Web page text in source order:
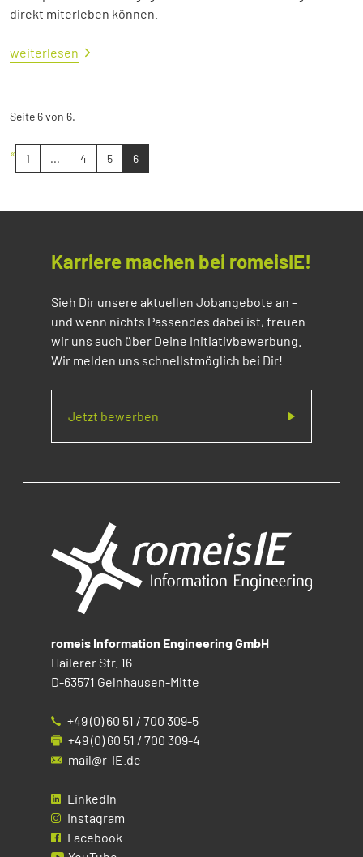
direkt miterleben können.
weiterlesen
Seite 6 von 6.
« 1 ... 4 5 6
Karriere machen bei romeisIE!
Sieh Dir unsere aktuellen Jobangebote an –
und wenn nichts Passendes dabei ist, freuen
wir uns auch über Deine Initiativbewerbung.
Wir melden uns schnellstmöglich bei Dir!
Jetzt bewerben
romeis Information Engineering GmbH
Hailerer Str. 16
D-63571 Gelnhausen-Mitte
+49 (0) 60 51 / 700 309-5
+49 (0) 60 51 / 700 309-4
mail@r-IE.de
LinkedIn
Instagram
Facebook